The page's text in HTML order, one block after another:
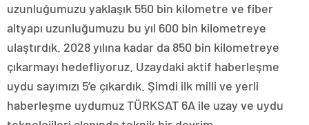
uzunluğumuzu yaklaşık 550 bin kilometre ve fiber
altyapı uzunluğumuzu bu yıl 600 bin kilometreye
ulaştırdık. 2028 yılına kadar da 850 bin kilometreye
çıkarmayı hedefliyoruz. Uzaydaki aktif haberleşme
uydu sayımızı 5’e çıkardık. Şimdi ilk milli ve yerli
haberleşme uydumuz TÜRKSAT 6A ile uzay ve uydu